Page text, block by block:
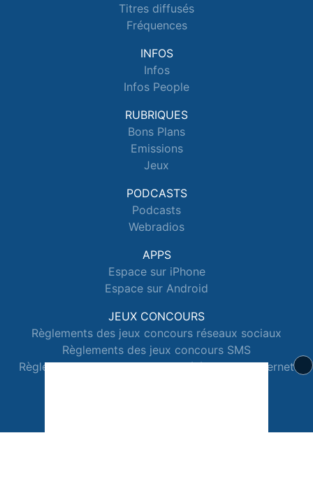
Titres diffusés
Fréquences
INFOS
Infos
Infos People
RUBRIQUES
Bons Plans
Emissions
Jeux
PODCASTS
Podcasts
Webradios
APPS
Espace sur iPhone
Espace sur Android
JEUX CONCOURS
Règlements des jeux concours réseaux sociaux
Règlements des jeux concours SMS
Règlements des jeux concours téléphone et internet